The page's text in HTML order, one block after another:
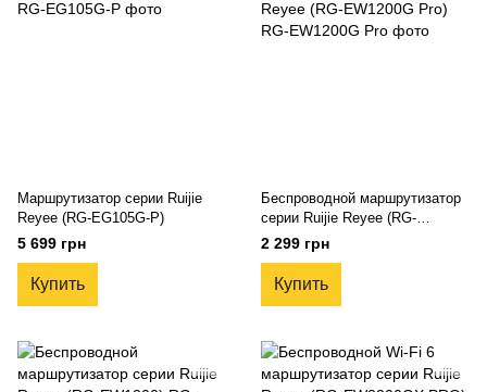
Маршрутизатор серии Ruijie
Reyee (RG-EG105G-P)
5 699 грн
Купить
Беспроводной маршрутизатор
серии Ruijie Reyee (RG-
EW1200G Pro)
2 299 грн
Купить